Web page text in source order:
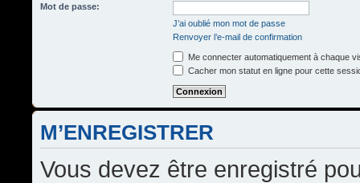
Mot de passe:
J’ai oublié mon mot de passe
Renvoyer l’e-mail de confirmation
Me connecter automatiquement à chaque
Cacher mon statut en ligne pour cette
M’ENREGISTRER
Vous devez être enregistré